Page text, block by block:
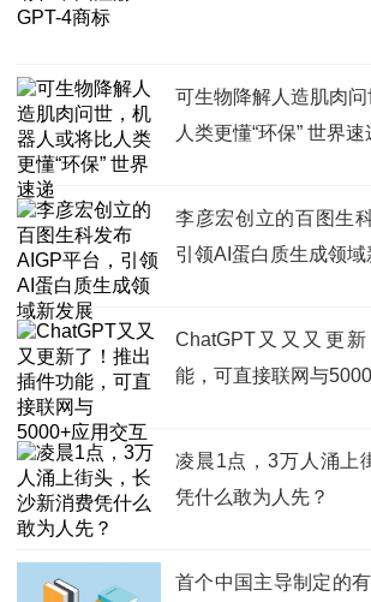
可生物降解人造肌肉
人类更懂“环保” 世界速
李彦宏创立的百图生
引领AI蛋白质生成领域
ChatGPT又又又更
能，可直接联网与
凌晨1点，3万人涌上
凭什么敢为人先？
首个中国主导制定的